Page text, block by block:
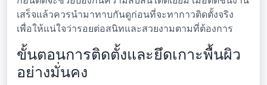
เสร็จแล้วควรนำมาทาบกันดูก่อนที่จะทากาวติดตั้งจริง
เพื่อให้แน่ใจว่ารอยต่อสนิทและสวยงามตามที่ต้องการ
ขั้นตอนการติดตั้งและยึดเกาะพื้นผิว
อย่างมั่นคง